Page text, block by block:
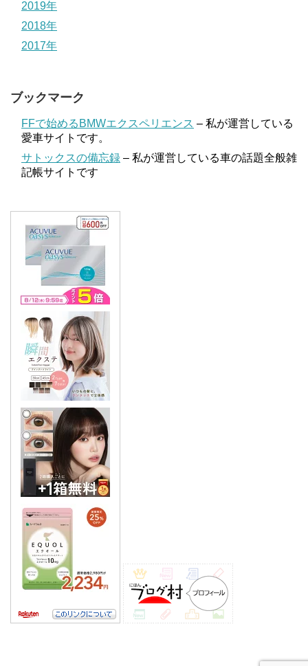
2019年
2018年
2017年
ブックマーク
FFで始めるBMWエクスペリエンス – 私が運営している
愛車サイトです。
サトックスの備忘録 – 私が運営している車の話題全般雑
記帳サイトです